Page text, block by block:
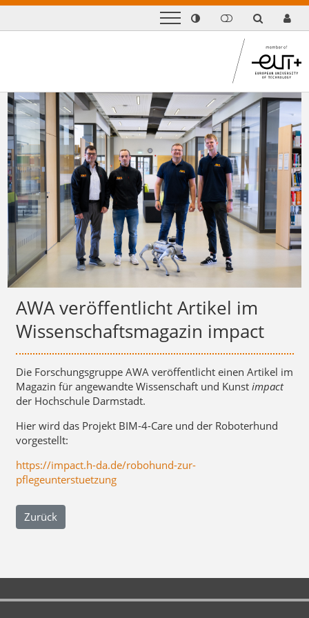
AWA veröffentlicht Artikel im
Wissenschaftsmagazin impact
Die Forschungsgruppe AWA veröffentlicht einen Artikel im
Magazin für angewandte Wissenschaft und Kunst impact
der Hochschule Darmstadt.
Hier wird das Projekt BIM-4-Care und der Roboterhund
vorgestellt:
https://impact.h-da.de/robohund-zur-
pflegeunterstuetzung
Zurück